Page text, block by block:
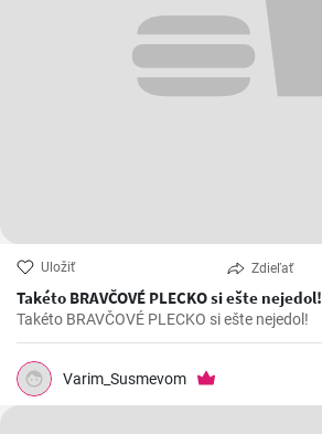
Uložiť Zdieľať
Takéto BRAVČOVÉ PLECKO si ešte nejedol!
Takéto BRAVČOVÉ PLECKO si ešte nejedol!
Varim_Susmevom